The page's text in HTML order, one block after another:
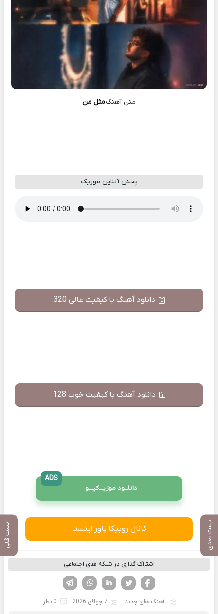
پست بعدی پست قبلی
متن آهنگمثل من
پخش آنلاین موزیک
دانلود آهنگ با کیفیت عالی 320
دانلود آهنگ با کیفیت خوب 128
دانلــود موزیــکیـــو
ADS
کانال روبیکا پاور اینستا
اشتراک گذاری در شبکه های اجتماعی
لینکدین تویتر
فیسوک
آهنگ های جدید 7 جولای 2026 0 نظر